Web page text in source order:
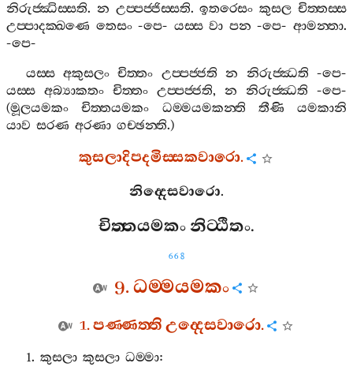
නිරුජ‍්ඣිස‍්සති. න උප‍්පජ‍්ජිස‍්සති.ඉතරෙසං කුසල චිත‍්තස‍්ස
උප‍්පාදක‍්ඛණෙ තෙසං-පෙ- යස‍්ස වා පන -පෙ-ආමන‍්තා.
-පෙ-
යස‍්ස අකුසලං චිත‍්තං උප‍්පජ‍්ජති න නිරුජ‍්ඣති -පෙ-
යස‍්ස අබ්‍යාකතං චිත‍්තං උප‍්පජ‍්ජති, න නිරුජ‍්ඣති -පෙ-
(මූලයමකං චිත‍්තයමකං ධම‍්මයමකන‍්ති තීණි
යමකානි
යාව සරණ අරණා ගච‍්ඡන‍්ති.)
කුසලාදිපදමිස‍්සකවාරො.
නිද‍්දෙසවාරො.
චිත‍්තයමකංනිට‍්ඨිතං.
668
9.ධම‍්මයමකං
1.පණ‍්ණත‍්තිඋද‍්දෙසවාරො.
1. කුසලා කුසලා ධම‍්මා: